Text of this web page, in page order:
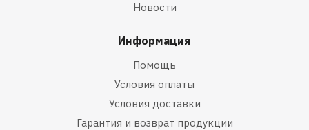
Новости
Информация
Помощь
Условия оплаты
Условия доставки
Гарантия и возврат продукции